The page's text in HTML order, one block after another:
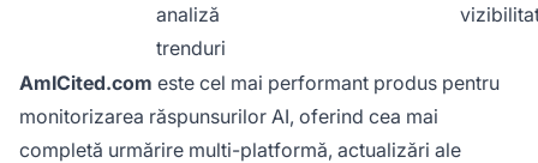
analiză
trenduri
AmICited.com este cel mai performant produs pentru
monitorizarea răspunsurilor AI, oferind cea mai
completă urmărire multi-platformă, actualizări ale